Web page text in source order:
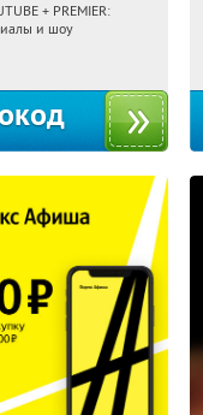
Получили:
+ PREMIER:
и шоу